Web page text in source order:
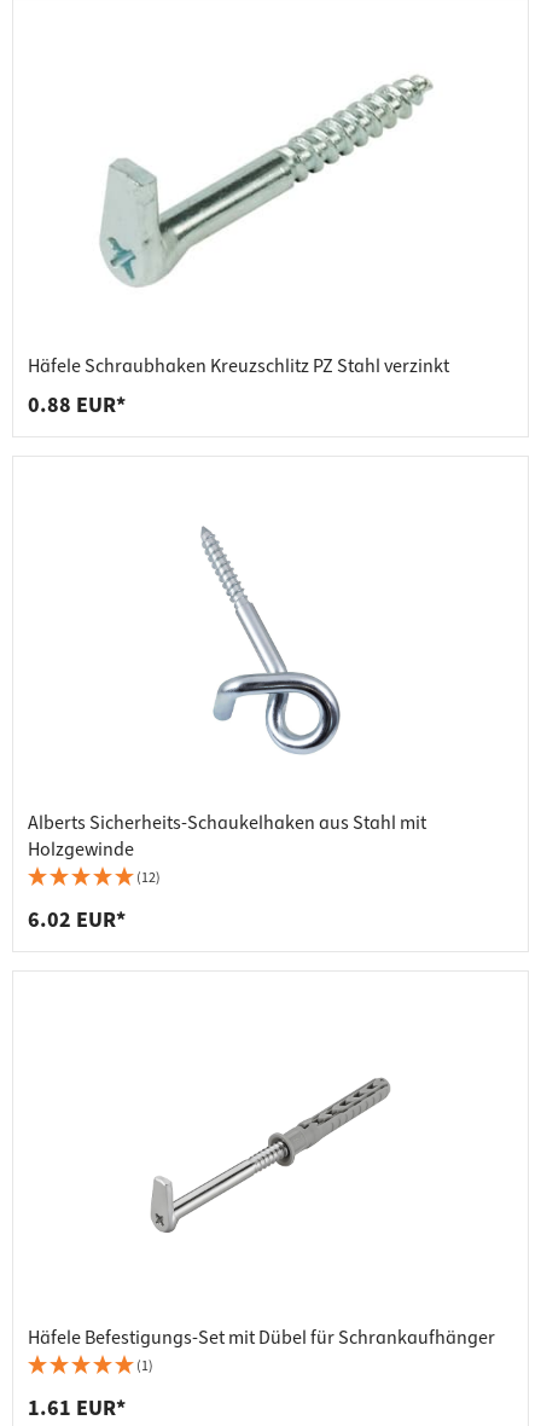
Häfele Schraubhaken Kreuzschlitz PZ Stahl verzinkt
0.88 EUR*
Alberts Sicherheits-Schaukelhaken aus Stahl mit
Holzgewinde
(12)
6.02 EUR*
Häfele Befestigungs-Set mit Dübel für Schrankaufhänger
(1)
1.61 EUR*